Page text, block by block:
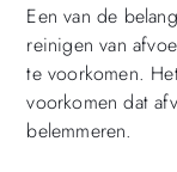
Een van de
reinigen van
te voorkomen.
voorkomen dat
belemmeren.